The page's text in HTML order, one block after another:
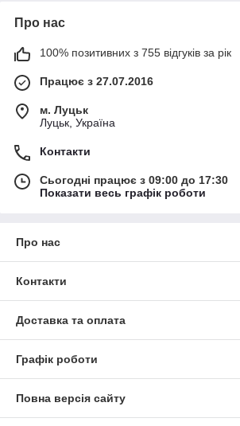
Про нас
100% позитивних з 755 відгуків за рік
Працює з 27.07.2016
м. Луцьк
Луцьк, Україна
Контакти
Сьогодні працює з 09:00 до 17:30
Показати весь графік роботи
Про нас
Контакти
Доставка та оплата
Графік роботи
Повна версія сайту